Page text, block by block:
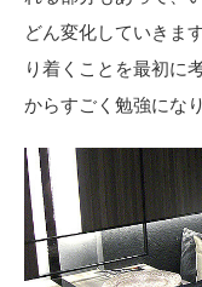
どん変化していきま
り着くことを最初に
からすごく勉強にな